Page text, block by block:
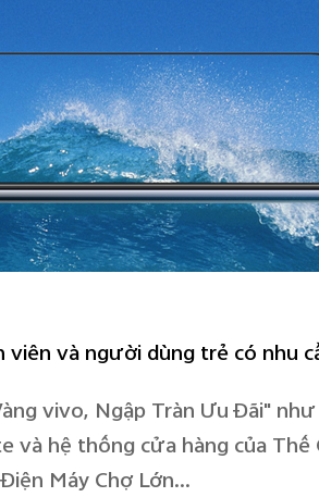
viên và người dùng trẻ có nhu
vivo, Ngập Tràn Ưu Đãi"
hệ thống cửa hàng của Thế
Máy Chợ Lớn…